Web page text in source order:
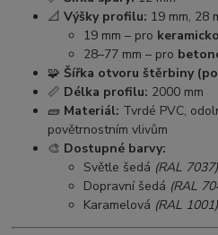
📐Výšky profilu: 19 mm, 28
19 mm – pro
28–77 mm – pro
🧩 Šířka otvoru štěrbiny
📏 Délka profilu: 2000 mm
🧱 Materiál: Tvrdé PVC,
povětrnostním vlivům
🎨 Dostupné barvy:
Světle šedá (RAL 7037)
Dopravní šedá (RAL
Karamelová (RAL 1001)